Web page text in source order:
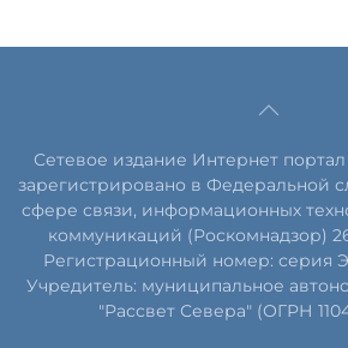
Сетевое издание Интернет
зарегистрировано в Федеральной
сфере связи, информационных
коммуникаций (Роскомнадзор)
Регистрационный номер: серия
Учредитель: муниципальное
"Рассвет Севера" (ОГРН